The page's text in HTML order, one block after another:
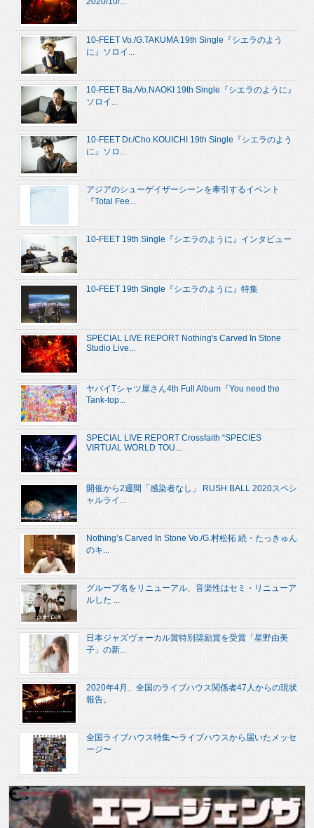
10-FEET Vo./G.TAKUMA 19th Single『シエラのよう
に』ソロイ...
10-FEET Ba./Vo.NAOKI 19th Single『シエラのように』
ソロイ...
10-FEET Dr./Cho.KOUICHI 19th Single『シエラのよう
に』ソロ...
アジアのシューゲイザーシーンを牽引するイベント
『Total Fee...
10-FEET 19th Single『シエラのように』インタビュー
10-FEET 19th Single『シエラのように』特集
SPECIAL LIVE REPORT Nothing's Carved In Stone
Studio Live...
ヤバイTシャツ屋さん4th Full Album『You need the
Tank-top...
SPECIAL LIVE REPORT Crossfaith “SPECIES
VIRTUAL WORLD TOU...
開催から2週間「感染者なし」 RUSH BALL 2020スペシ
ャルライ...
Nothing’s Carved In Stone Vo./G.村松拓 続・たっきゅん
のキ...
グループ名をリニューアル、音楽性はセミ・リニューア
ルした ...
日本ジャズヴォーカル賞特別奨励賞を受賞「星野由美
子」の新...
2020年4月、全国のライブハウス関係者47人からの現状
報告。
全国ライブハウス特集〜ライブハウスから届いたメッセ
ージ〜